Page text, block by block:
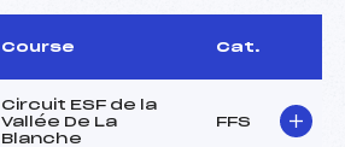
Course Cat.
Circuit ESF de la
Vallée De La
Blanche
FFS